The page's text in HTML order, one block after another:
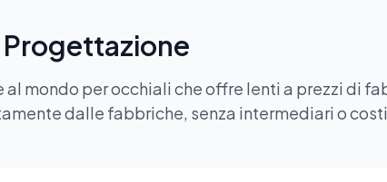
Progettazione
mondo per occhiali che offre lenti a prezzi di
dalle fabbriche, senza intermediari o